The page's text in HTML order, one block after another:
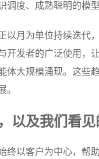
调度、成熟聪明的模型
以月为单位持续迭代
开发者的广泛使用，
体大规模涌现。这些
。
以及我们看见
终以客户为中心，帮